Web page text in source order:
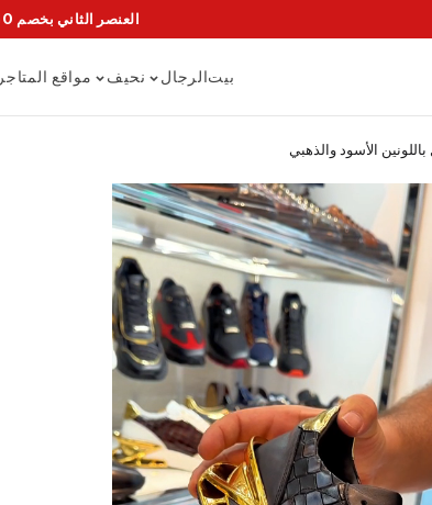
العنصر الثاني بخصم 50%
بيتالرجال نحيف مواقع المتاجر
الأسود والذهبي